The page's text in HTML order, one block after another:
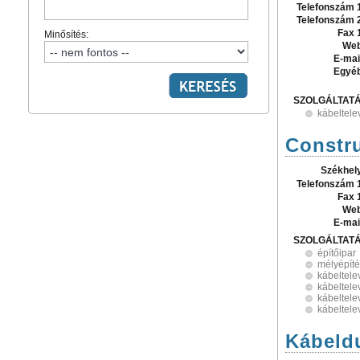
Minősítés:
Telefonszám
Telefonszám
Fax
E-
Telefonszám
Fax
E-
építőipar